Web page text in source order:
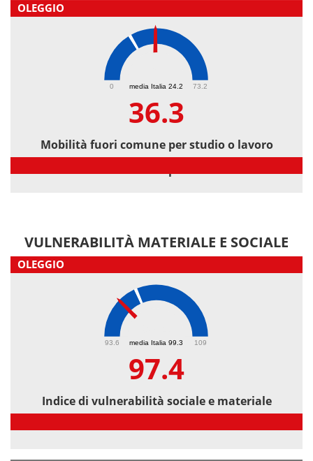
OLEGGIO
media Italia 24.2
0 73.2
36.3
Mobilità fuori comune per studio o lavoro
VULNERABILITÀ MATERIALE E SOCIALE
OLEGGIO
media Italia 99.3
93.6 109
97.4
Indice di vulnerabilità sociale e materiale